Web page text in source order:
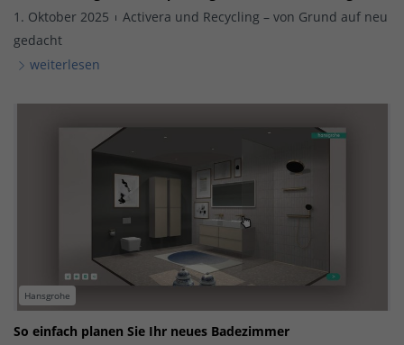
1. Oktober 2025
Activera und Recycling – von Grund auf neu
gedacht
weiterlesen
Hansgrohe
So einfach planen Sie Ihr neues Badezimmer